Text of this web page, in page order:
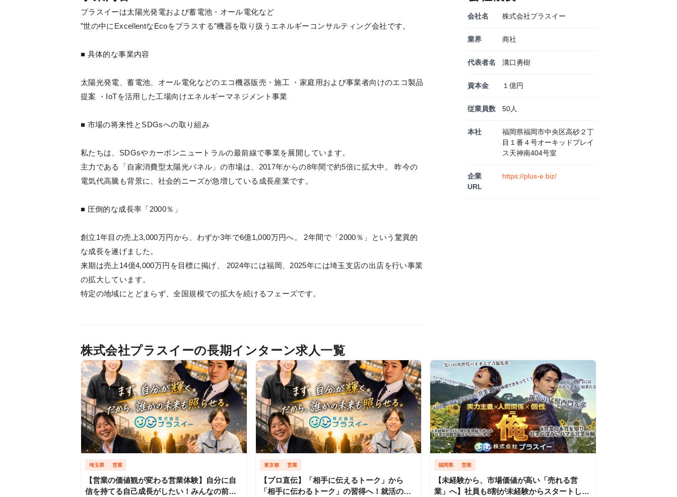
プラスイーは太陽光発電および蓄電池・オール電化など
”世の中にExcellentなEcoをプラスする”機器を取り扱うエネルギーコンサルティング会社です。
■ 具体的な事業内容
太陽光発電、蓄電池、オール電化などのエコ機器販売・施工 ・家庭用および事業者向けのエコ製品
提案 ・IoTを活用した工場向けエネルギーマネジメント事業
■ 市場の将来性とSDGsへの取り組み
私たちは、SDGsやカーボンニュートラルの最前線で事業を展開しています。
主力である「自家消費型太陽光パネル」の市場は、2017年からの8年間で約5倍に拡大中。 昨今の
電気代高騰も背景に、社会的ニーズが急増している成長産業です。
■ 圧倒的な成長率「2000％」
創立1年目の売上3,000万円から、わずか3年で6億1,000万円へ。 2年間で「2000％」という驚異的
な成長を遂げました。
来期は売上14億4,000万円を目標に掲げ、 2024年には福岡、2025年には埼玉支店の出店を行い事業
の拡大しています。
特定の地域にとどまらず、全国規模での拡大を続けるフェーズです。
会社名 株式会社プラスイー
業界 商社
代表者名 溝口勇樹
資本金 １億円
従業員数 50人
本社
福岡県福岡市中央区高砂２丁
目１番４号オーキッドプレイ
ス天神南404号室
企業
URL
https://plus-e.biz/
株式会社プラスイーの長期インターン求人一覧
埼玉県 営業
【営業の価値観が変わる営業体験】自分に自
信を持てる自己成長がしたい！みんなの前で
東京都 営業
【プロ直伝】「相手に伝えるトーク」から
「相手に伝わるトーク」の習得へ！就活の市
福岡県 営業
【未経験から、市場価値が高い「売れる営
業」へ】社員も8割が未経験からスタートして